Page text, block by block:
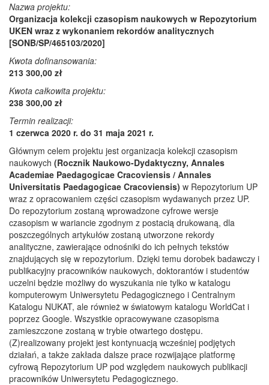
Nazwa projektu:
Organizacja kolekcji czasopism naukowych w Repozytorium
UKEN wraz z wykonaniem rekordów analitycznych
[SONB/SP/465103/2020]
Kwota dofinansowania:
213 300,00 zł
Kwota całkowita projektu:
238 300,00 zł
Termin realizacji:
1 czerwca 2020 r. do 31 maja 2021 r.
Głównym celem projektu jest organizacja kolekcji czasopism
naukowych (Rocznik Naukowo-Dydaktyczny, Annales
Academiae Paedagogicae Cracoviensis / Annales
Universitatis Paedagogicae Cracoviensis) w Repozytorium UP
wraz z opracowaniem części czasopism wydawanych przez UP.
Do repozytorium zostaną wprowadzone cyfrowe wersje
czasopism w wariancie zgodnym z postacią drukowaną, dla
poszczególnych artykułów zostaną utworzone rekordy
analityczne, zawierające odnośniki do ich pełnych tekstów
znajdujących się w repozytorium. Dzięki temu dorobek badawczy i
publikacyjny pracowników naukowych, doktorantów i studentów
uczelni będzie możliwy do wyszukania nie tylko w katalogu
komputerowym Uniwersytetu Pedagogicznego i Centralnym
Katalogu NUKAT, ale również w światowym katalogu WorldCat i
poprzez Google. Wszystkie opracowywane czasopisma
zamieszczone zostaną w trybie otwartego dostępu.
(Z)realizowany projekt jest kontynuacją wcześniej podjętych
działań, a także zakłada dalsze prace rozwijające platformę
cyfrową Repozytorium UP pod względem naukowych publikacji
pracowników Uniwersytetu Pedagogicznego.